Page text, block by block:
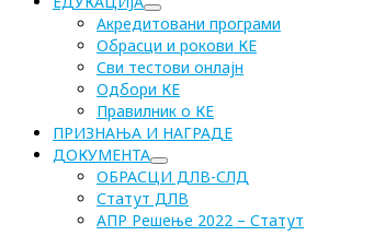
Акредитовани програми
Обрасци и рокови КЕ
Сви тестови онлајн
Одбори КЕ
Правилник о КЕ
ПРИЗНАЊА И НАГРАДЕ
ДОКУМЕНТА
ОБРАСЦИ ДЛВ-СЛД
Статут ДЛВ
АПР Решење 2022 – Статут